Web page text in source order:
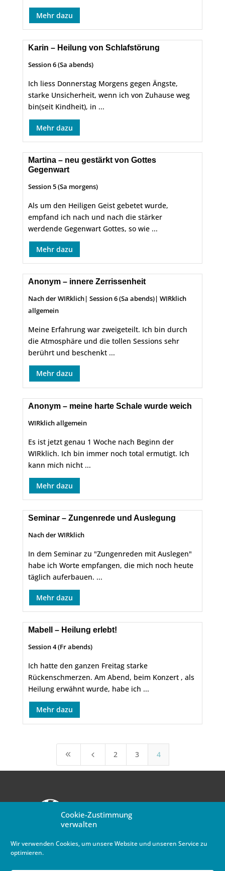
Cookie-Zustimmung
verwalten
Wir verwenden Cookies, um unsere Website und unseren Service zu
optimieren.
Mehr dazu
Karin – Heilung von Schlafstörung
Session 6 (Sa abends)
Ich liess Donnerstag Morgens gegen Ängste,
starke Unsicherheit, wenn ich von Zuhause weg
bin(seit Kindheit), in ...
Mehr dazu
Martina – neu gestärkt von Gottes
Gegenwart
Session 5 (Sa morgens)
Als um den Heiligen Geist gebetet wurde,
empfand ich nach und nach die stärker
werdende Gegenwart Gottes, so wie ...
Mehr dazu
Anonym – innere Zerrissenheit
Nach der WIRklich| Session 6 (Sa abends)| WIRklich
allgemein
Meine Erfahrung war zweigeteilt. Ich bin durch
die Atmosphäre und die tollen Sessions sehr
berührt und beschenkt ...
Mehr dazu
Anonym – meine harte Schale wurde weich
WIRklich allgemein
Es ist jetzt genau 1 Woche nach Beginn der
WIRklich. Ich bin immer noch total ermutigt. Ich
kann mich nicht ...
Mehr dazu
Seminar – Zungenrede und Auslegung
Nach der WIRklich
In dem Seminar zu "Zungenreden mit Auslegen"
habe ich Worte empfangen, die mich noch heute
täglich auferbauen. ...
Mehr dazu
Mabell – Heilung erlebt!
Session 4 (Fr abends)
Ich hatte den ganzen Freitag starke
Rückenschmerzen. Am Abend, beim Konzert , als
Heilung erwähnt wurde, habe ich ...
Mehr dazu
8 4 2 3 4
MV-Newsletter abonnieren